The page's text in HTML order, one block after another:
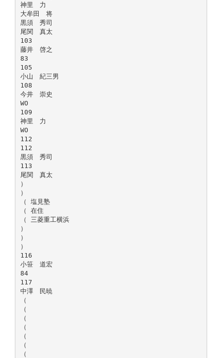
神里 力
大牟田 将
黒須 秀司
尾関 真太
103
藤井 啓之
83
105
小山 紀三男
108
今井 崇史
WO
109
神里 力
WO
112
112
黒須 秀司
113
尾関 真太
）
）
（ 塩見塾
（ 在住
（ 三菱重工横浜
）
）
）
116
小笹 道宏
84
117
中澤 民暁
（
（
（
（
（
（
（